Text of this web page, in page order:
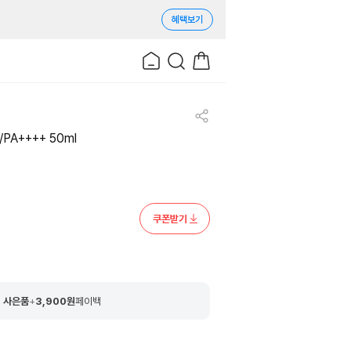
혜택보기
PA++++ 50ml
쿠폰받기
사은품+3,900원페이백